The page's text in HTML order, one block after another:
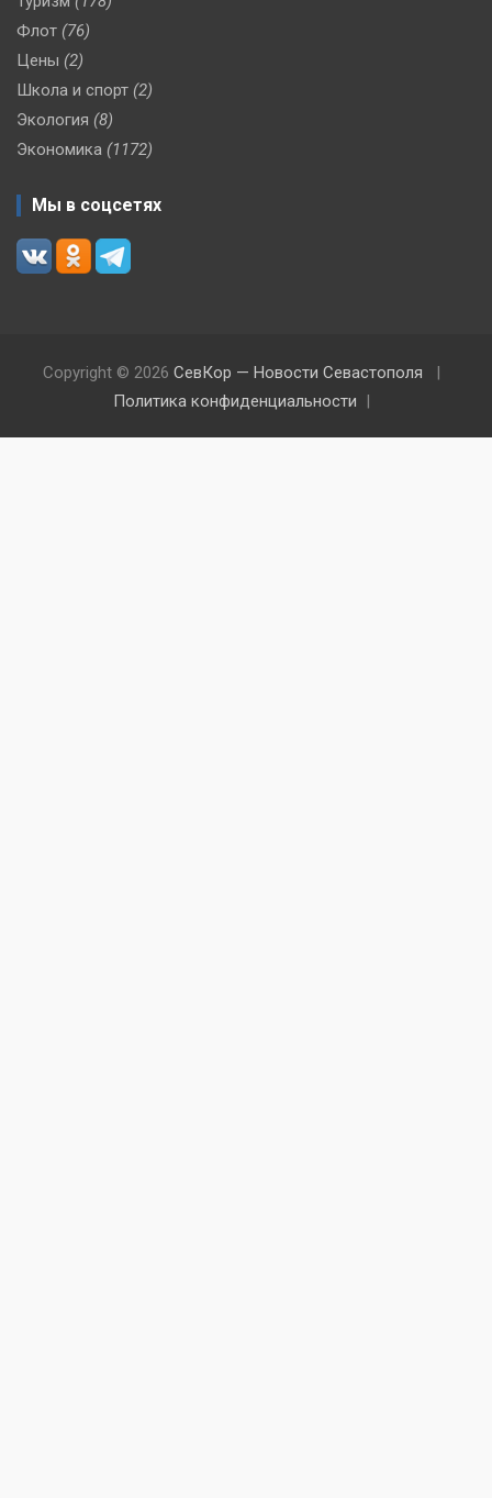
Флот (76)
Цены (2)
Школа и спорт (2)
Экология (8)
Экономика (1172)
Мы в соцсетях
Copyright © 2026 СевКор — Новости Севастополя
Политика конфиденциальности